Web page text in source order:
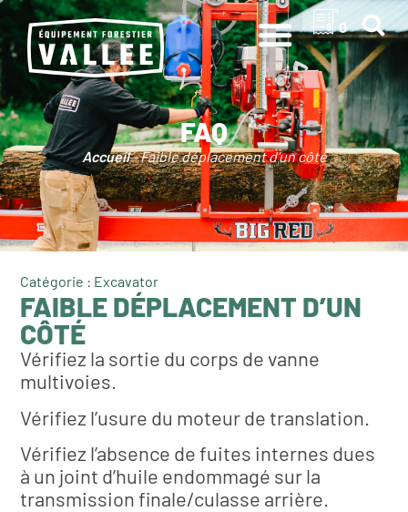
0
FAQ
Accueil-Faible déplacement d’un côté
Catégorie : Excavator
FAIBLE DÉPLACEMENT D’UN
CÔTÉ
Vérifiez la sortie du corps de vanne
multivoies.
Vérifiez l’usure du moteur de translation.
Vérifiez l’absence de fuites internes dues
à un joint d’huile endommagé sur la
transmission finale/culasse arrière.